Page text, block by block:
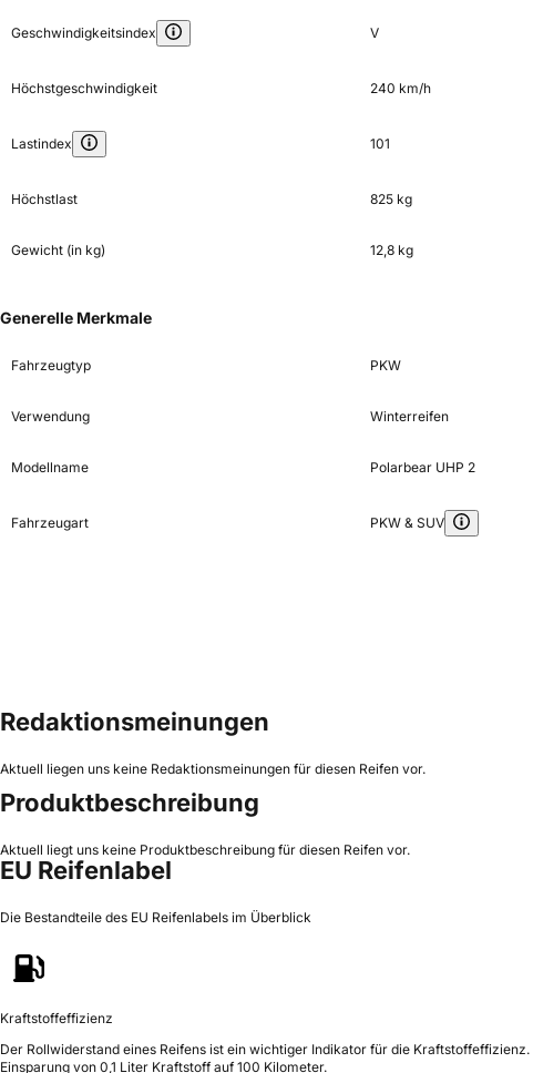
Geschwindigkeitsindex V
Höchstgeschwindigkeit 240 km/h
Lastindex 101
Höchstlast 825 kg
Gewicht (in kg) 12,8 kg
Generelle Merkmale
Fahrzeugtyp PKW
Verwendung Winterreifen
Modellname Polarbear UHP 2
Fahrzeugart PKW & SUV
Redaktionsmeinungen
Aktuell liegen uns keine Redaktionsmeinungen für diesen Reifen vor.
Produktbeschreibung
Aktuell liegt uns keine Produktbeschreibung für diesen Reifen vor.
EU Reifenlabel
Die Bestandteile des EU Reifenlabels im Überblick
Kraftstoffeffizienz
Der Rollwiderstand eines Reifens ist ein wichtiger Indikator für die Kraftstoffeffizienz.
Einsparung von 0,1 Liter Kraftstoff auf 100 Kilometer.